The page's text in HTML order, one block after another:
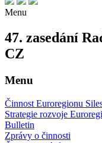
Menu
47. zasedání
CZ
Menu
Činnost Euroregionu
Strategie rozvoje
Bulletin
Zprávy o činnosti